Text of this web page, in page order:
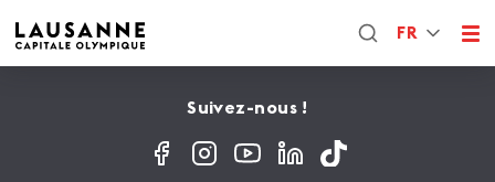
FR
Suivez-nous !